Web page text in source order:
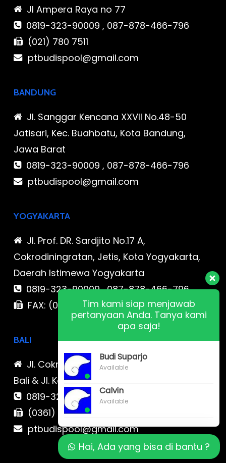
Jl Ampera Raya no 77
0819-323-90009 , 087-878-466-796
(021) 780 7511
ptbudispool@gmail.com
BANDUNG
Jl. Sanggar Kencana XXVII No.48-50
Jatisari, Kec. Buahbatu, Kota Bandung,
Jawa Barat
0819-323-90009 , 087-878-466-796
ptbudispool@gmail.com
YOGYAKARTA
Jl. Prof. DR. Sardjito No.17 A,
Cokrodiningratan, Jetis, Kota Yogyakarta,
Daerah Istimewa Yogyakarta
0819-323-90009 , 087-878-466-796
FAX: (021) 780 7511
BALI
Jl. Cokroaminoto No. 17 Denpasar 80116
Bali & Jl. Kerobokan No. 54, Kuta, Bali bali 2
0819-323-90009 , 087-878-466-796
(0361) 734 983
ptbudispool@gmail.com
Tim kami siap menjawab
pertanyaan Anda. Tanya kami
apa saja!
Budi Suparjo
Available
Calvin
Available
Hai, Ada yang bisa di bantu ?